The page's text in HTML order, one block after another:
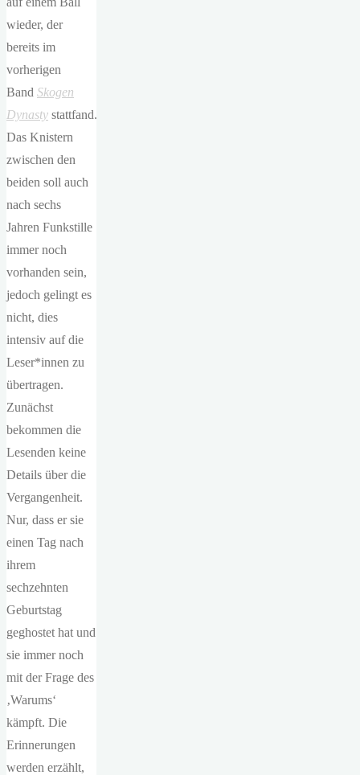
wieder, der
bereits im
vorherigen
Band Skogen
Dynasty stattfand.
Das Knistern
zwischen den
beiden soll auch
nach sechs
Jahren Funkstille
immer noch
vorhanden sein,
jedoch gelingt es
nicht, dies
intensiv auf die
Leser*innen zu
übertragen.
Zunächst
bekommen die
Lesenden keine
Details über die
Vergangenheit.
Nur, dass er sie
einen Tag nach
ihrem
sechzehnten
Geburtstag
geghostet hat und
sie immer noch
mit der Frage des
‚Warums‘
kämpft. Die
Erinnerungen
werden erzählt,